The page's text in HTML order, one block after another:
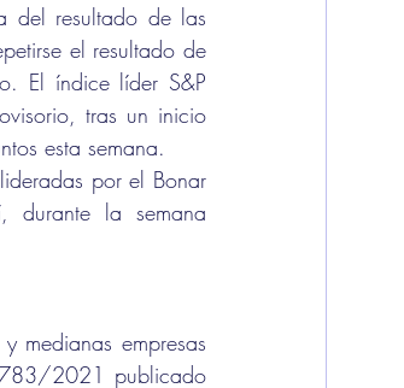
del resultado de las
el resultado de
El índice líder S&P
tras un inicio
esta semana.
por el Bonar
durante la semana
medianas empresas
783/2021 publicado